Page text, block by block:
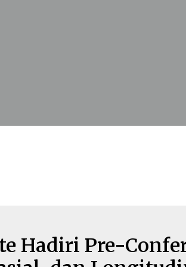
Hadiri Pre-